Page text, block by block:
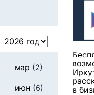
мар (2)
июн (6)
в